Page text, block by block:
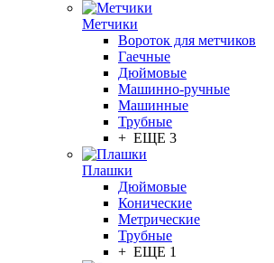
Метчики
Вороток для метчиков
Гаечные
Дюймовые
Машинно-ручные
Машинные
Трубные
+ ЕЩЕ 3
Плашки
Дюймовые
Конические
Метрические
Трубные
+ ЕЩЕ 1